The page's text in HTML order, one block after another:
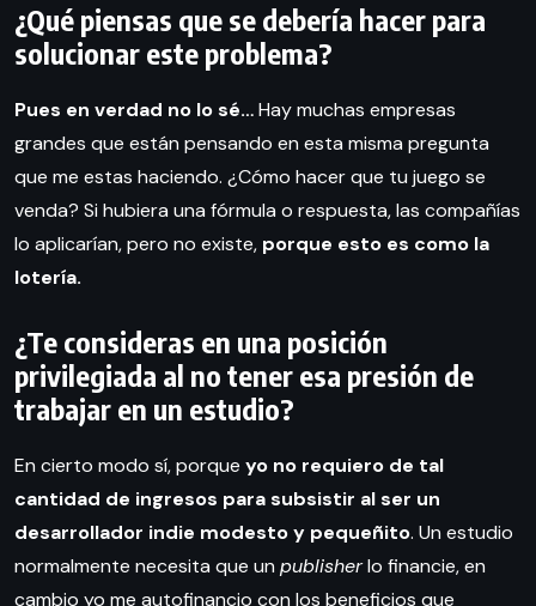
¿Qué piensas que se debería hacer para
solucionar este problema?
Pues en verdad no lo sé…Hay muchas empresas
grandes que están pensando en esta misma pregunta
que me estas haciendo. ¿Cómo hacer que tu juego se
venda? Si hubiera una fórmula o respuesta, las compañías
lo aplicarían, pero no existe, porque esto es como la
lotería.
¿Te consideras en una posición
privilegiada al no tener esa presión de
trabajar en un estudio?
En cierto modo sí, porque yo no requiero de tal
cantidad de ingresos para subsistir al ser un
desarrollador indie modesto y pequeñito. Un estudio
normalmente necesita que un publisherlo financie, en
cambio yo me autofinancio con los beneficios que